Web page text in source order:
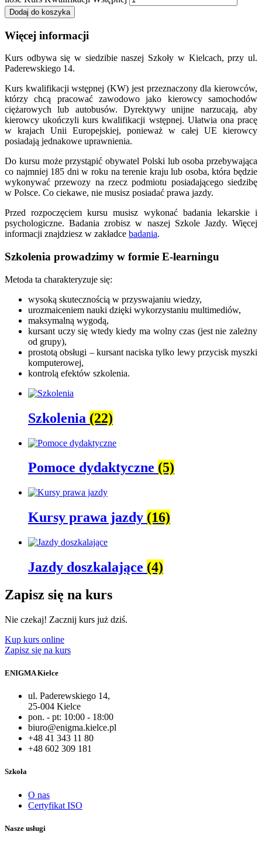
Dodaj do koszyka
Więcej informacji
Kurs odbywa się w siedzibie naszej Szkoły w Kielcach, przy ul.
Paderewskiego 14.
Kurs kwalifikacji wstępnej (KW) jest przeznaczony dla kierowców,
którzy chcą pracować zawodowo jako kierowcy samochodów
ciężarowych lub autobusów. Dyrektywy unijne narzucają, aby
kierowcy ukończyli kurs kwalifikacji wstępnej. Ułatwia ona pracę
w krajach Unii Europejskiej, ponieważ w całej UE kierowcy
posiadają jednakowe uprawnienia.
Do kursu może przystąpić obywatel Polski lub osoba przebywająca
co najmniej 185 dni w roku na terenie kraju lub osoba, która będzie
wykonywać przewozy na rzecz podmiotu posiadającego siedzibę
w Polsce. Co ciekawe, nie musisz posiadać prawa jazdy.
Przed rozpoczęciem kursu musisz wykonać badania lekarskie i
psychologiczne. Badania zrobisz w naszej Szkole Jazdy. Więcej
informacji znajdziesz w zakładce badania.
Szkolenia prowadzimy w formie E-learningu
Metoda ta charakteryzuje się:
wysoką skutecznością w przyswajaniu wiedzy,
urozmaiceniem nauki dzięki wykorzystaniu multimediów,
maksymalną wygodą,
kursant uczy się wtedy kiedy ma wolny czas (jest nie zależny
od grupy),
prostotą obsługi – kursant naciska tylko lewy przycisk myszki
komputerowej,
kontrolą efektów szkolenia.
Szkolenia (22)
Pomoce dydaktyczne (5)
Kursy prawa jazdy (16)
Jazdy doszkalające (4)
Zapisz się na kurs
Nie czekaj! Zacznij kurs już dziś.
Kup kurs online
Zapisz się na kurs
ENIGMA Kielce
ul. Paderewskiego 14,
25-004 Kielce
pon. - pt: 10:00 - 18:00
biuro@enigma.kielce.pl
+48 41 343 11 80
+48 602 309 181
Szkoła
O nas
Certyfikat ISO
Nasze usługi